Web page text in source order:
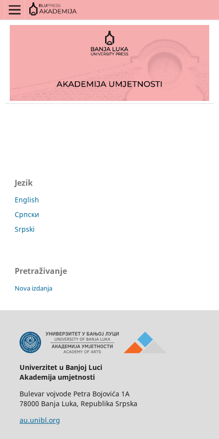
Jezik
English
Српски
Srpski
Pretraživanje
Nova izdanja
Univerzitet u Banjoj Luci
Akademija umjetnosti
Bulevar vojvode Petra Bojovića 1А
78000 Banja Luka, Republika Srpska
au.unibl.org